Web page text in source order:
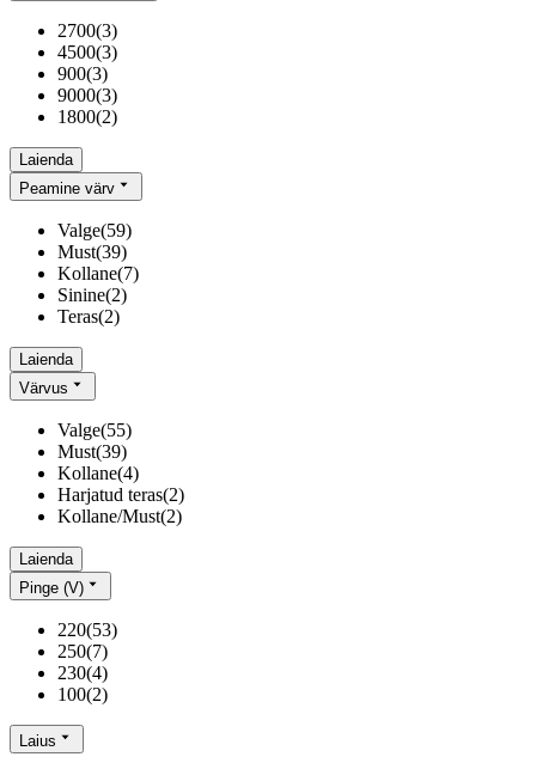
2700(3)
4500(3)
900(3)
9000(3)
1800(2)
Laienda
Peamine värv
Valge(59)
Must(39)
Kollane(7)
Sinine(2)
Teras(2)
Laienda
Värvus
Valge(55)
Must(39)
Kollane(4)
Harjatud teras(2)
Kollane/Must(2)
Laienda
Pinge (V)
220(53)
250(7)
230(4)
100(2)
Laius